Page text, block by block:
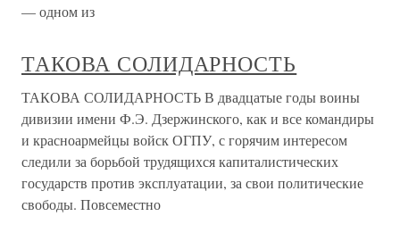
— одном из
ТАКОВА СОЛИДАРНОСТЬ
ТАКОВА СОЛИДАРНОСТЬ В двадцатые годы воины
дивизии имени Ф.Э. Дзержинского, как и все командиры
и красноармейцы войск ОГПУ, с горячим интересом
следили за борьбой трудящихся капиталистических
государств против эксплуатации, за свои политические
свободы. Повсеместно